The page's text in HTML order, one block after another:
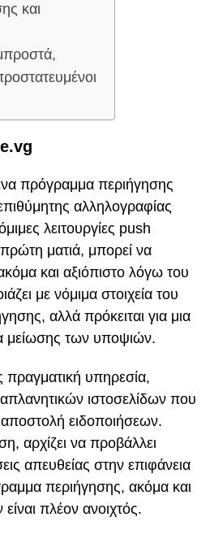
και
πρόγραμμα περιήγησης
αλληλογραφίας
λειτουργίες push
ματιά, μπορεί να
και αξιόπιστο λόγω του
με νόμιμα στοιχεία του
αλλά πρόκειται για μια
μείωσης των υποψιών.
πραγματική υπηρεσία,
ιστοσελίδων που
αποστολή ειδοποιήσεων.
αρχίζει να προβάλλει
απευθείας στην επιφάνεια
περιήγησης, ακόμα και
πλέον ανοιχτός.